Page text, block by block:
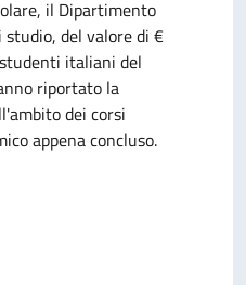
il Dipartimento
studio, del valore di €
italiani del
riportato la
dei corsi
appena concluso.